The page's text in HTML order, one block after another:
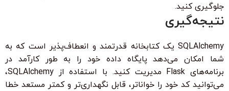
جلوگیری کنید.
نتیجه‌گیری
SQLAlchemy یک کتابخانه قدرتمند و انعطاف‌پذیر است که به
شما امکان می‌دهد پایگاه داده خود را به طور کارآمد در
برنامه‌های Flask مدیریت کنید. با استفاده از SQLAlchemy،
می‌توانید کد خود را خواناتر، قابل نگهداری‌تر و کمتر مستعد خطا